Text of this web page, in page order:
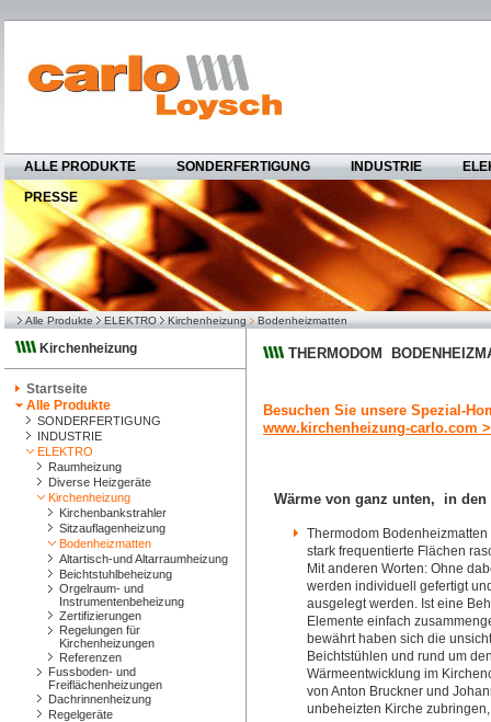
ALLE PRODUKTE SONDERFERTIGUNG INDUSTRIE
PRESSE
Alle Produkte ELEKTRO Kirchenheizung Bodenheizmatten
Kirchenheizung
Startseite
Alle Produkte
SONDERFERTIGUNG
INDUSTRIE
ELEKTRO
Raumheizung
Diverse Heizgeräte
Kirchenheizung
Kirchenbankstrahler
Sitzauflagenheizung
Bodenheizmatten
Altartisch-und Altarraumheizung
Beichtstuhlbeheizung
Orgelraum- und
Instrumentenbeheizung
Zertifizierungen
Regelungen für
Kirchenheizungen
Referenzen
Fussboden- und
Freiflächenheizungen
Dachrinnenheizung
Regelgeräte
THERMODOM
Besuchen Sie unsere Spezial-
www.kirchenheizung-carlo.com
Wärme von ganz unten, in
Thermodom
stark frequentierte Flächen
Mit anderen Worten: Ohne
werden individuell gefertigt
ausgelegt werden. Ist eine
Elemente einfach
bewährt haben sich die
Beichtstühlen und rund um
Wärmeentwicklung im
von Anton Bruckner und
unbeheizten Kirche